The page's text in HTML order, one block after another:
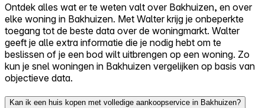
Ontdek alles wat er te weten valt over Bakhuizen, en over
elke woning in Bakhuizen. Met Walter krijg je onbeperkte
toegang tot de beste data over de woningmarkt. Walter
geeft je alle extra informatie die je nodig hebt om te
beslissen of je een bod wilt uitbrengen op een woning. Zo
kun je snel woningen in Bakhuizen vergelijken op basis van
objectieve data.
Kan ik een huis kopen met volledige aankoopservice in Bakhuizen?